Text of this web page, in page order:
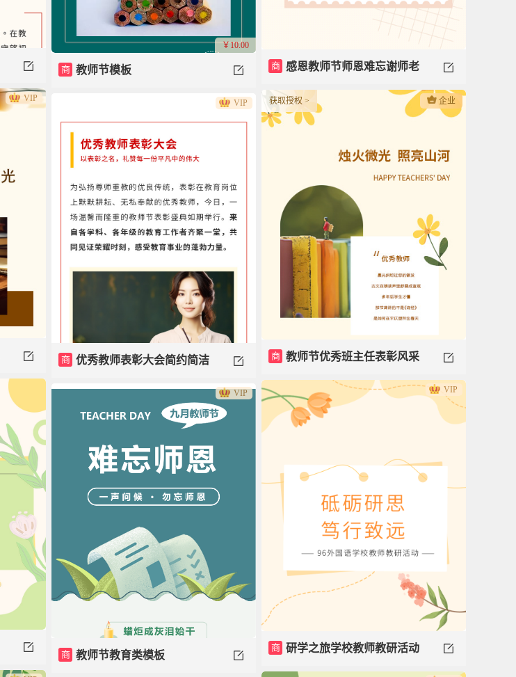
￥10.00
商 教师节模板 商 感恩教师节师恩难忘谢师老
师模板
VIP 获取授权 > 企业
商 教师节优秀班主任表彰风采
模板
VIP
商 优秀教师表彰大会简约简洁
VIP
商 研学之旅学校教师教研活动
VIP
商 教师节教育类模板